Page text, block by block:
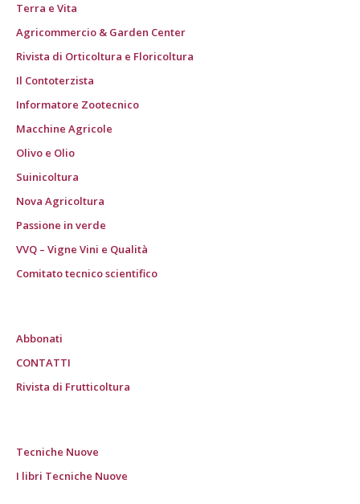
Terra e Vita
Agricommercio & Garden Center
Rivista di Orticoltura e Floricoltura
Il Contoterzista
Informatore Zootecnico
Macchine Agricole
Olivo e Olio
Suinicoltura
Nova Agricoltura
Passione in verde
VVQ – Vigne Vini e Qualità
Comitato tecnico scientifico
Abbonati
CONTATTI
Rivista di Frutticoltura
Tecniche Nuove
I libri Tecniche Nuove